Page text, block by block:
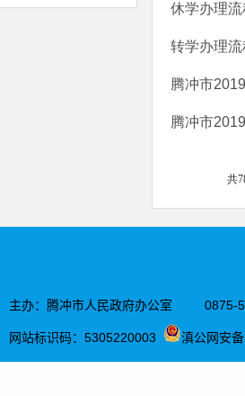
休学办理流
转学办理流
腾冲市
腾冲市
共